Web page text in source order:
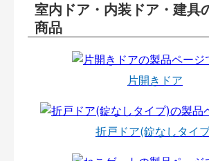
室内ドア・内装ドア・建具
商品
片開きドア
折戸ドア(錠なしタイ